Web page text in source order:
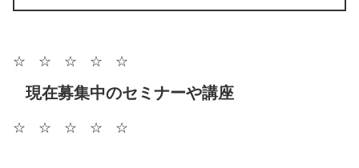
☆ ☆ ☆ ☆ ☆
現在募集中のセミナーや講座
☆ ☆ ☆ ☆ ☆